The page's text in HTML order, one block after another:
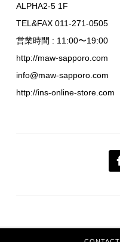
ALPHA2-5 1F
TEL&FAX 011-271-0505
営業時間 : 11:00〜19:00
http://maw-sapporo.com
info@maw-sapporo.com
http://ins-online-store.com